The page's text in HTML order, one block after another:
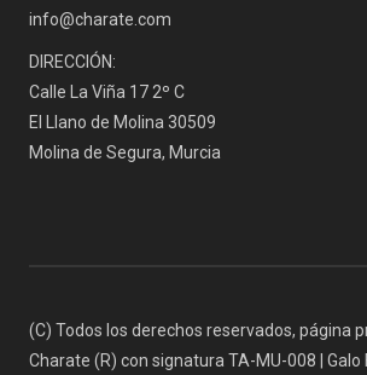
info@charate.com
DIRECCIÓN:
Calle La Viña 17 2º C
El Llano de Molina 30509
Molina de Segura, Murcia
(C) Todos los derechos reservados, página
Charate (R) con signatura TA-MU-008 | Galo